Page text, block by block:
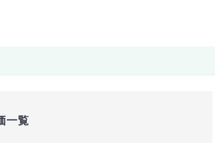
一覧